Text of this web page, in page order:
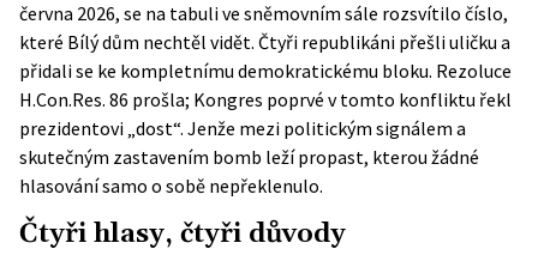
června 2026, se na tabuli ve sněmovním sále rozsvítilo číslo,
které Bílý dům nechtěl vidět. Čtyři republikáni přešli uličku a
přidali se ke kompletnímu demokratickému bloku. Rezoluce
H.Con.Res. 86 prošla; Kongres poprvé v tomto konfliktu řekl
prezidentovi „dost“. Jenže mezi politickým signálem a
skutečným zastavením bomb leží propast, kterou žádné
hlasování samo o sobě nepřeklenulo.
Čtyři hlasy, čtyři důvody